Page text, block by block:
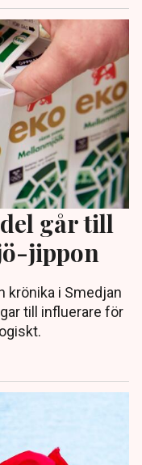
går till
jippon
krönika i Smedjan
till influerare för